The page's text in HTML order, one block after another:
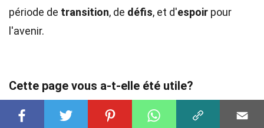
période de transition, de défis, et d'espoir pour
l'avenir.
Cette page vous a-t-elle été utile?